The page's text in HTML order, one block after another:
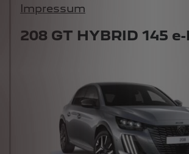
208 GT HYBRID 145 e-